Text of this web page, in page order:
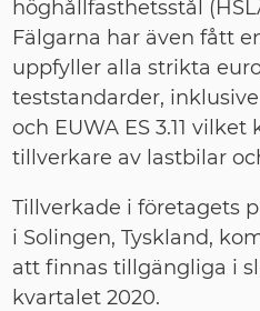
höghållfasthetsstål
Fälgarna har även fått
uppfyller alla strikta
teststandarder, inklusive
och EUWA ES 3.11
tillverkare av lastbilar
Tillverkade i företagets
i Solingen, Tyskland,
att finnas tillgängliga i
kvartalet 2020.